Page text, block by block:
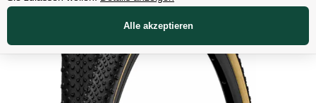
Alle akzeptieren